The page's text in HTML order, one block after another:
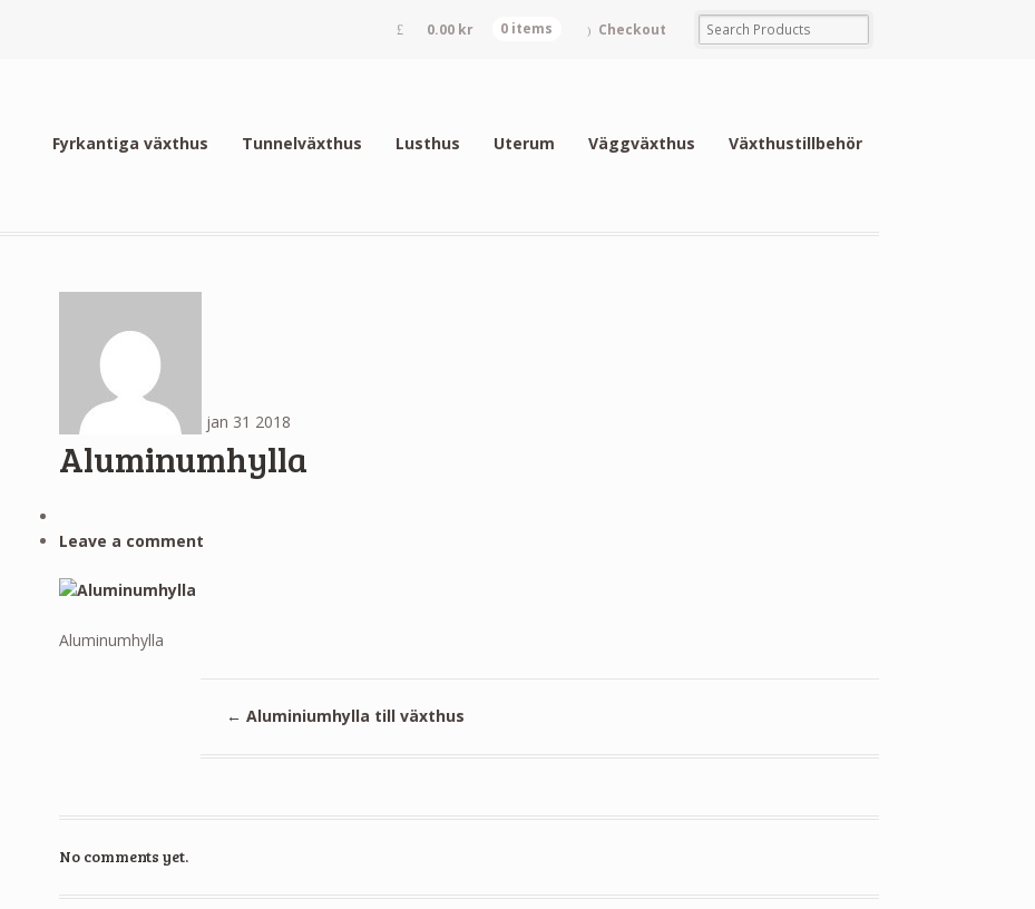
0.00 kr 0 items Checkout
Fyrkantiga växthus Tunnelväxthus Lusthus Uterum Väggväxthus Växthustillbehör
jan 31 2018
Aluminumhylla
Leave a comment
Aluminumhylla
← Aluminiumhylla till växthus
No comments yet.